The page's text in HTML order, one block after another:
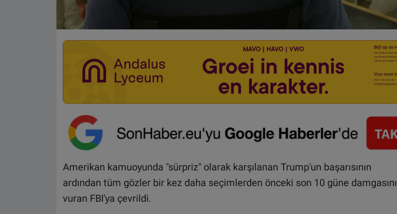
Amerikan kamuoyunda "sürpriz" olarak karşılanan Trump'un başarısının
ardından tüm gözler bir kez daha seçimlerden önceki son 10 güne damgasını
vuran FBI'ya çevrildi.